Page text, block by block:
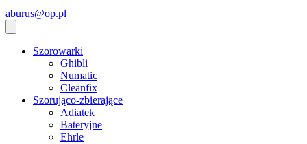
aburus@op.pl
Szorowarki
Ghibli
Numatic
Cleanfix
Szorująco-zbierające
Adiatek
Bateryjne
Ehrle